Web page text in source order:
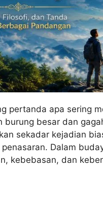
pertanda apa sering
burung besar dan
sekadar kejadian
Dalam
kebebasan, dan